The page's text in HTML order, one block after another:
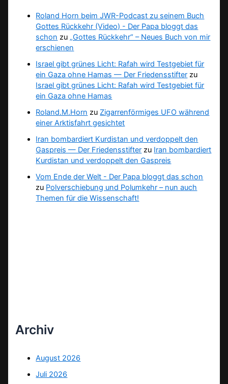
Roland Horn beim JWR-Podcast zu seinem Buch
Gottes Rückkehr (Video) - Der Papa bloggt das
schon zu „Gottes Rückkehr“ – Neues Buch von mir
erschienen
Israel gibt grünes Licht: Rafah wird Testgebiet für
ein Gaza ohne Hamas — Der Friedensstifter zu
Israel gibt grünes Licht: Rafah wird Testgebiet für
ein Gaza ohne Hamas
Roland.M.Horn zu Zigarrenförmiges UFO während
einer Arktisfahrt gesichtet
Iran bombardiert Kurdistan und verdoppelt den
Gaspreis — Der Friedensstifter zu Iran bombardiert
Kurdistan und verdoppelt den Gaspreis
Vom Ende der Welt - Der Papa bloggt das schon
zu Polverschiebung und Polumkehr – nun auch
Themen für die Wissenschaft!
Archiv
August 2026
Juli 2026